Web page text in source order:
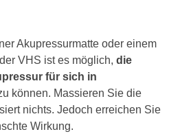
Akupressurmatte oder einem
VHS ist es möglich, die
für sich in
können. Massieren Sie die
nichts. Jedoch erreichen Sie
Wirkung.